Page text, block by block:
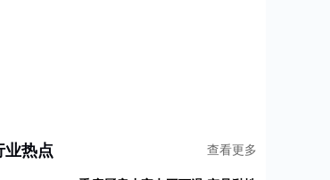
业热点 查看更多